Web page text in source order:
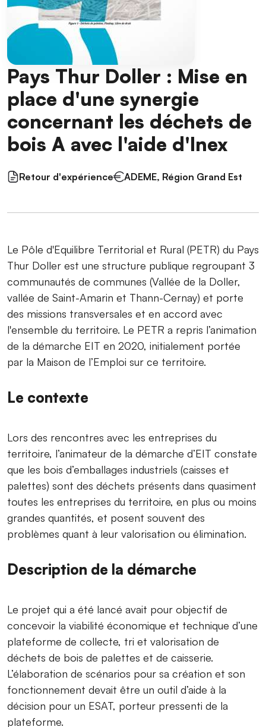
Pays Thur Doller : Mise en
place d'une synergie
concernant les déchets de
bois A avec l'aide d'Inex
Retour d'expérience ADEME, Région Grand Est
Le Pôle d'Equilibre Territorial et Rural (PETR) du Pays
Thur Doller est une structure publique regroupant 3
communautés de communes (Vallée de la Doller,
vallée de Saint-Amarin et Thann-Cernay) et porte
des missions transversales et en accord avec
l'ensemble du territoire. Le PETR a repris l’animation
de la démarche EIT en 2020, initialement portée
par la Maison de l’Emploi sur ce territoire.
Le contexte
Lors des rencontres avec les entreprises du
territoire, l’animateur de la démarche d’EIT constate
que les bois d’emballages industriels (caisses et
palettes) sont des déchets présents dans quasiment
toutes les entreprises du territoire, en plus ou moins
grandes quantités, et posent souvent des
problèmes quant à leur valorisation ou élimination.
Description de la démarche
Le projet qui a été lancé avait pour objectif de
concevoir la viabilité économique et technique d’une
plateforme de collecte, tri et valorisation de
déchets de bois de palettes et de caisserie.
L’élaboration de scénarios pour sa création et son
fonctionnement devait être un outil d’aide à la
décision pour un ESAT, porteur pressenti de la
plateforme.